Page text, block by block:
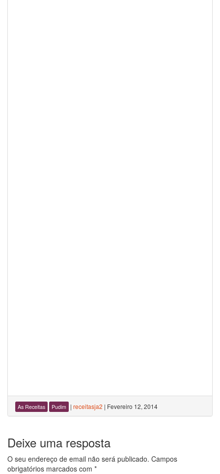
As Receitas Pudim | receitasja2 | Fevereiro 12, 2014
Deixe uma resposta
O seu endereço de email não será publicado. Campos
obrigatórios marcados com *